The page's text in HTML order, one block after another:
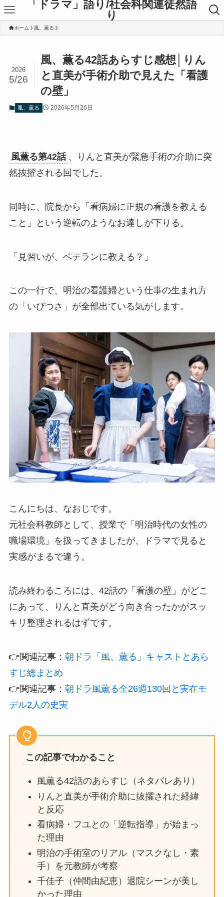
「ドラマ」語り/社会科関連徒然語
り
ホーム 風、薫る
風、薫る42話あらすじ感想│りん
と直美が手術介助で見えた「看護
の壁」
2026
5/26
風、薫る 2026年5月26日
風薫る第42話 、りんと直美が緊急手術の介助に突
然抜擢される回でした。
同時に、院長から「看病婦に正規の看護を教える
こと」という逆転のようなお達しが下りる。
「見習いが、ベテランに教える？」
この一行で、明治の看護婦という仕事の生まれ方
の「いびつさ」が全部出ている気がします。
こんにちは、なおじです。
元社会科教師として、授業で「明治時代の女性の
職場環境」を扱ってきましたが、ドラマで見ると
実感がまるで違う。
読み終わるころには、42話の「看護の壁」がどこ
にあって、りんと直美がどう向き合ったかがスッ
キリ整理されるはずです。
👉関連記事： 朝ドラ「風、薫る」キャストとあら
すじ総まとめ
👉関連記事： 朝ドラ風薫る全26週130回と実在モ
デル2人の史実
この記事でわかること
風薫る42話のあらすじ（ネタバレあり）
りんと直美が手術介助に抜擢された経緯
と反応
看病婦・フユとの「逆転指導」が始まっ
た理由
明治の手術室のリアル（マスクなし・素
手）を元教師が考察
千佳子（仲間由紀恵）退院シーンが美し
かった理由